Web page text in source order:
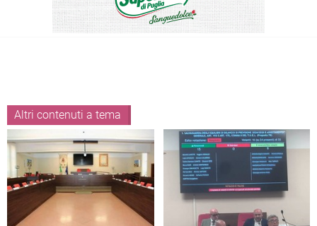
Altri contenuti a tema